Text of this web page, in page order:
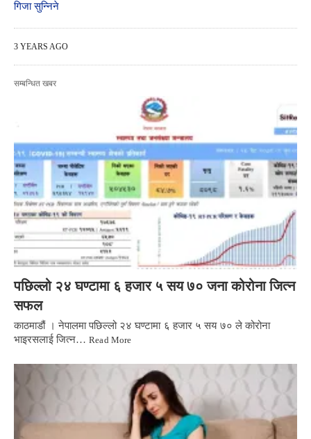
गिजा सुन्निने
3 YEARS AGO
सम्बन्धित खबर
पछिल्लो २४ घण्टामा ६ हजार ५ सय ७० जना कोरोना जित्न
सफल
काठमाडौं । नेपालमा पछिल्लो २४ घण्टामा ६ हजार ५ सय ७० ले कोरोना
भाइरसलाई जित्न…Read More